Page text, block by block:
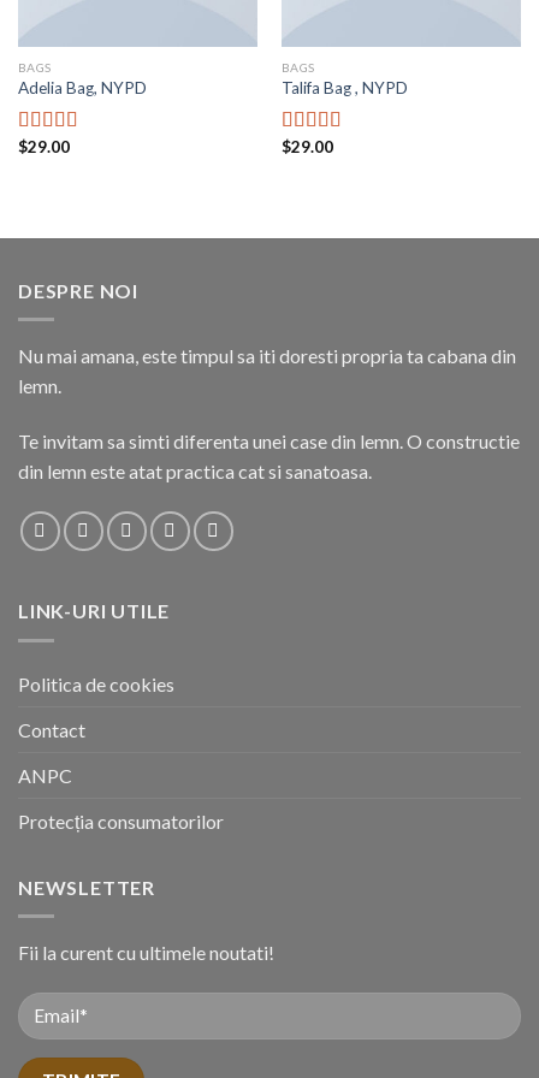
BAGS
Adelia Bag, NYPD
Rated
$29.00
BAGS
Talifa Bag , NYPD
Rated
$29.00
DESPRE NOI
Nu mai amana, este timpul sa iti doresti propria ta cabana din
lemn.
Te invitam sa simti diferenta unei case din lemn. O constructie
din lemn este atat practica cat si sanatoasa.
LINK-URI UTILE
Politica de cookies
Contact
ANPC
Protecția consumatorilor
NEWSLETTER
Fii la curent cu ultimele noutati!